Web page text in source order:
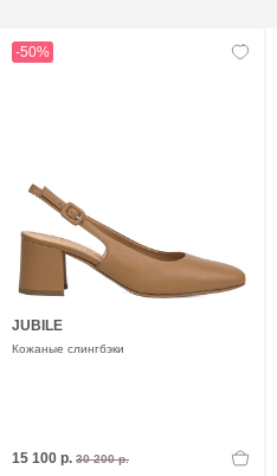
-50%
JUBILE
Кожаные слингбэки
15 100 р. 30 200 р.